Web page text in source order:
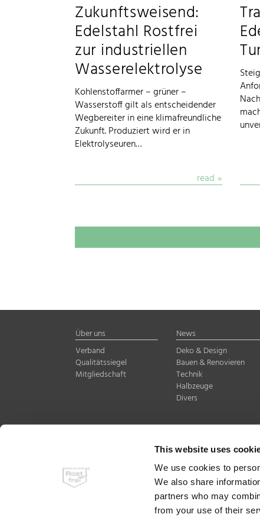
This website uses
We use cookies to
We also share
partners who may
from your use of their
Zukunftsweisend:
Edelstahl Rostfrei
zur industriellen
Wasserelektrolyse
Kohlenstoffarmer – grüner –
Wasserstoff gilt als entscheidender
Wegbereiter in eine klimafreundliche
Zukunft. Produziert wird er in
Elektrolyseuren…
read
Über uns
Verband
Qualitätssiegel
Mitgliedschaft
News
Deko & Design
Bauen & Renovieren
Technik
Halbzeuge
Divers
Sohnstraße 65 · 40237
Telefon:+49 (0)211
info@wzv-rostfrei.de
www.wzv-rostfrei.de
© 2023